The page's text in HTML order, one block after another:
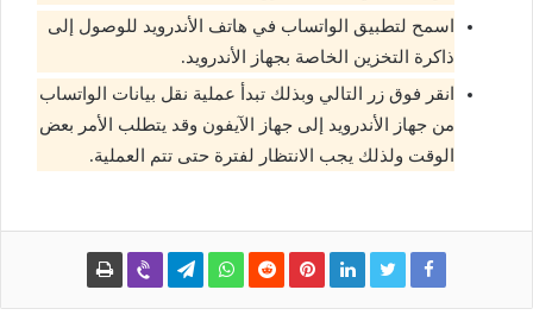
اسمح لتطبيق الواتساب في هاتف الأندرويد للوصول إلى
ذاكرة التخزين الخاصة بجهاز الأندرويد.
انقر فوق زر التالي وبذلك تبدأ عملية نقل بيانات الواتساب
من جهاز الأندرويد إلى جهاز الآيفون وقد يتطلب الأمر بعض
الوقت ولذلك يجب الانتظار لفترة حتى تتم العملية.